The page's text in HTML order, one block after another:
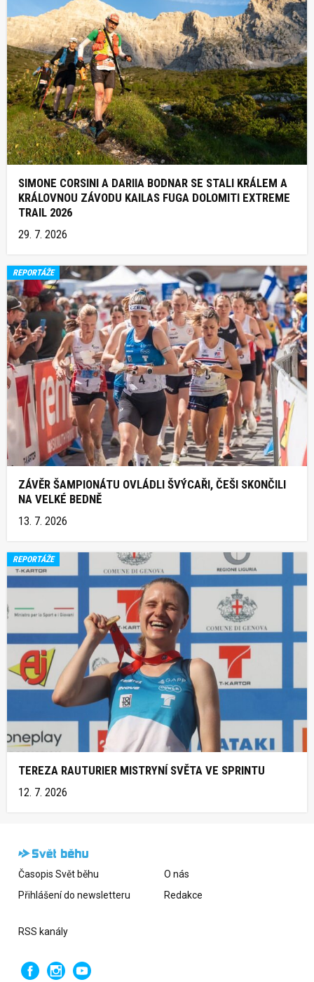
SIMONE CORSINI A DARIIA BODNAR SE STALI KRÁLEM A
KRÁLOVNOU ZÁVODU KAILAS FUGA DOLOMITI EXTREME
TRAIL 2026
29. 7. 2026
REPORTÁŽE
ZÁVĚR ŠAMPIONÁTU OVLÁDLI ŠVÝCAŘI, ČEŠI SKONČILI
NA VELKÉ BEDNĚ
13. 7. 2026
REPORTÁŽE
TEREZA RAUTURIER MISTRYNÍ SVĚTA VE SPRINTU
12. 7. 2026
Časopis Svět běhu
Přihlášení do newsletteru
O nás
Redakce
RSS kanály